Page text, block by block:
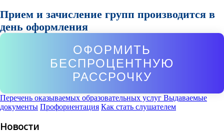
Прием и зачисление групп производится в
день оформления
ОФОРМИТЬ
БЕСПРОЦЕНТНУЮ
РАССРОЧКУ
Перечень оказываемых образовательных услуг Выдаваемые
документы Профориентация Как стать слушателем
Новости